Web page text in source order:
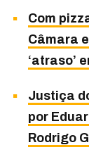
Com
Câmara
‘atraso’
Justiça
por
Rodrigo